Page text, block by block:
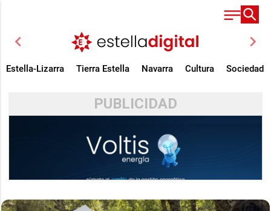
chevron_left chevron_right
Estella-Lizarra Tierra Estella Navarra Cultura Sociedad
PUBLICIDAD